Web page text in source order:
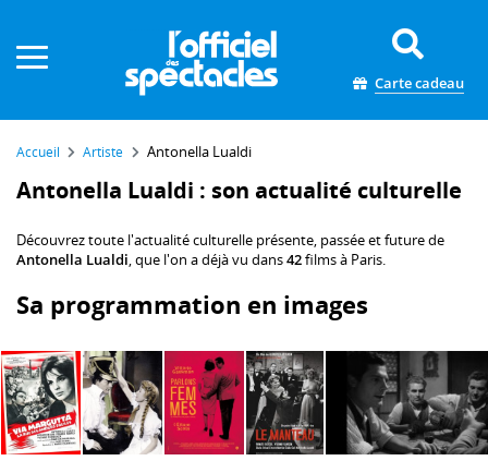
Carte cadeau
Accueil Artiste Antonella Lualdi
Antonella Lualdi : son actualité culturelle
Découvrez toute l'actualité culturelle présente, passée et future de
Antonella Lualdi, que l'on a déjà vu dans42films à Paris.
Sa programmation en images